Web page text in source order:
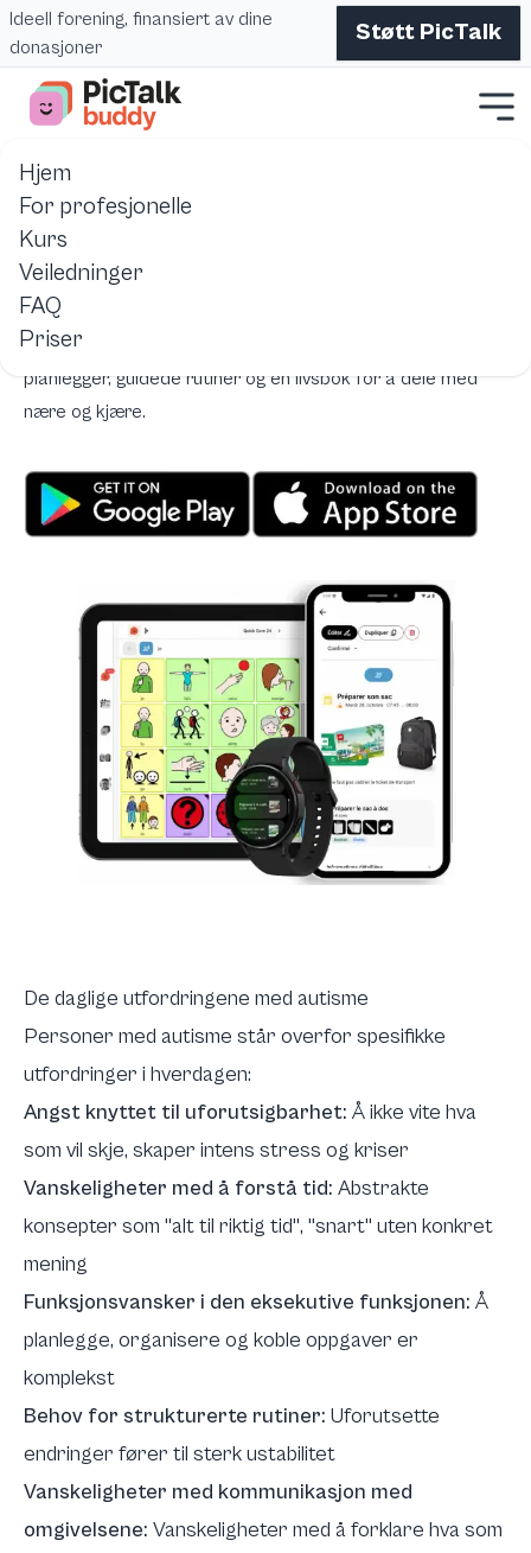
Ideell forening, finansiert av dine
donasjoner
Støtt PicTalk
Hjem
For profesjonelle
Kurs
Veiledninger
FAQ
Priser
Hjem
Visuelt skjema, livsplan og sekvenser for autistiske
personer
Pictalk Buddy er den gratis appen som hjelper autistiske
personer med å strukturere hverdagen sin med en visuell
planlegger, guidede rutiner og en livsbok for å dele med
nære og kjære.
De daglige utfordringene med autisme
Personer med autisme står overfor spesifikke
utfordringer i hverdagen:
Angst knyttet til uforutsigbarhet: Å ikke vite hva
som vil skje, skaper intens stress og kriser
Vanskeligheter med å forstå tid: Abstrakte
konsepter som "alt til riktig tid", "snart" uten konkret
mening
Funksjonsvansker i den eksekutive funksjonen: Å
planlegge, organisere og koble oppgaver er
komplekst
Behov for strukturerte rutiner: Uforutsette
endringer fører til sterk ustabilitet
Vanskeligheter med kommunikasjon med
omgivelsene: Vanskeligheter med å forklare hva som